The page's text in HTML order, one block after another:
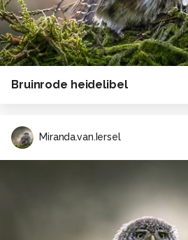
Bruinrode heidelibel
Miranda.van.Iersel